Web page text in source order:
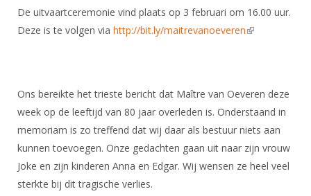
Forums
Maandelijks archief
Website
Gebruiksvoorwaarden
Historie
Reglementen
Organisatie
Commissies
Ereleden
Recreatiesport
Veteranen
Wedstrijdsport
Ranglijsten
Inschrijven
Reglementen
Nieuws
FBT
SBT
Talentontwikkeling
Voor de jeugd
Jeugdkampen
Brassardsysteem
Voor coaches en leraren
Nieuws
Nieuws
Contact
NK organiseren
De uitvaartceremonie vind plaats op 3 februari om 16.00 uur.
Deze is te volgen via http://bit.ly/maitrevanoeveren(link is
Ons bereikte het trieste bericht dat Maître van Oeveren deze
week op de leeftijd van 80 jaar overleden is. Onderstaand in
memoriam is zo treffend dat wij daar als bestuur niets aan
kunnen toevoegen. Onze gedachten gaan uit naar zijn vrouw
Joke en zijn kinderen Anna en Edgar. Wij wensen ze heel veel
sterkte bij dit tragische verlies.